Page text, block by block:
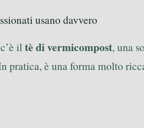
usano davvero
iltè di vermicompost, una
pratica, è una forma molto